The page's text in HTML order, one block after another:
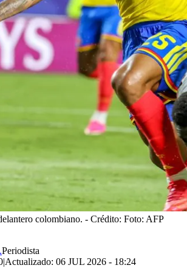
colombiano. - Crédito: Foto: AFP
Periodista
|Actualizado: 06 JUL 2026 - 18:24